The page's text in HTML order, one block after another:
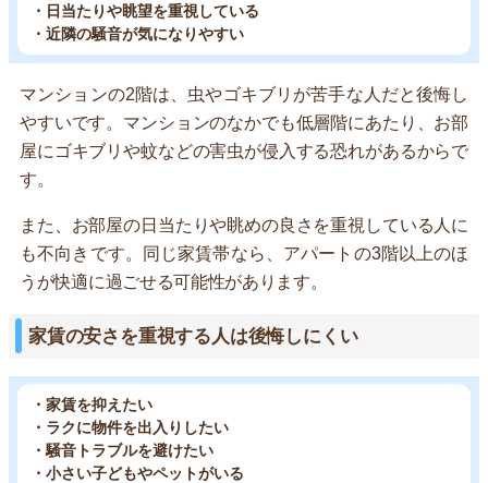
・日当たりや眺望を重視している
・近隣の騒音が気になりやすい
マンションの2階は、虫やゴキブリが苦手な人だと後悔し
やすいです。マンションのなかでも低層階にあたり、お部
屋にゴキブリや蚊などの害虫が侵入する恐れがあるからで
す。
また、お部屋の日当たりや眺めの良さを重視している人に
も不向きです。同じ家賃帯なら、アパートの3階以上のほ
うが快適に過ごせる可能性があります。
家賃の安さを重視する人は後悔しにくい
・家賃を抑えたい
・ラクに物件を出入りしたい
・騒音トラブルを避けたい
・小さい子どもやペットがいる